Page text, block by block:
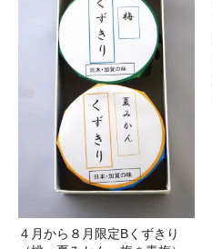
４月から８月限定Bくずきり